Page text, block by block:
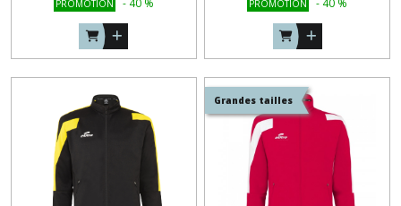
PROMOTION - 40 % PROMOTION - 40 %
Grandes tailles